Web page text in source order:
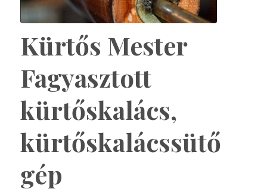
Kürtős Mester
Fagyasztott
kürtőskalács,
kürtőskalácssütő
gép